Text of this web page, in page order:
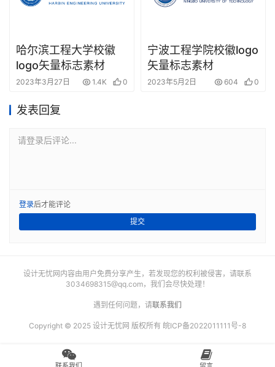
哈尔滨工程大学校徽
logo矢量标志素材
2023年3月27日 1.4K 0
宁波工程学院校徽logo
矢量标志素材
2023年5月2日 604 0
发表回复
请登录后评论...
登录后才能评论
提交
设计无忧网内容由用户免费分享产生，若发现您的权利被侵害，请联系
3034698315@qq.com，我们会尽快处理！
遇到任何问题，请联系我们
Copyright © 2025 设计无忧网 版权所有 皖ICP备2022011111号-8